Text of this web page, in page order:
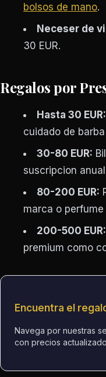
bolsos de mano.
Neceser de
30 EUR.
Regalos por
Hasta 30 EUR:
cuidado de
30-80 EUR:
suscripcion
80-200 EUR:
marca o perfume
200-500 EUR:
premium como
Encuentra el
Navega por nuestras
con precios